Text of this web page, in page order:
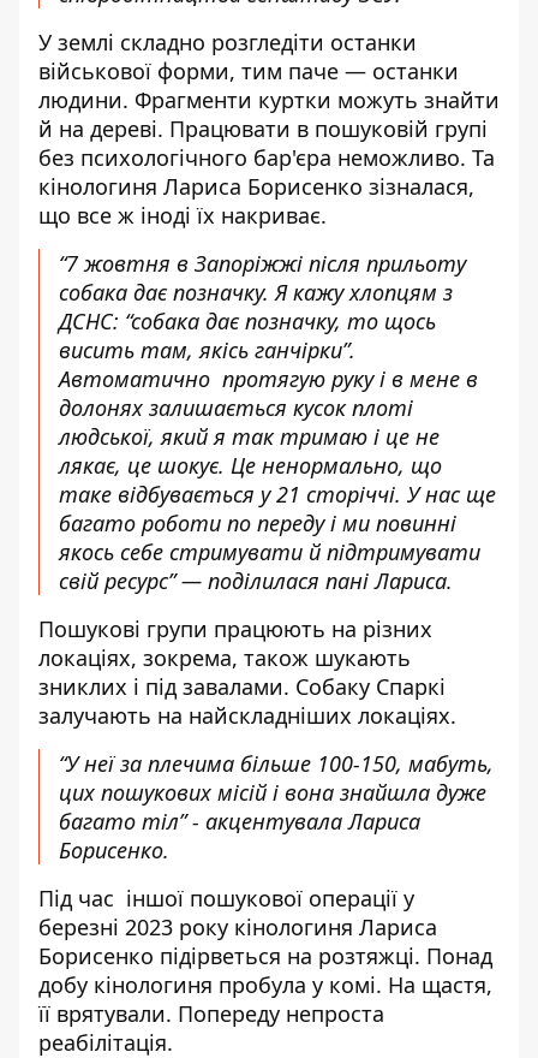
У землі складно розгледіти останки
військової форми, тим паче — останки
людини. Фрагменти куртки можуть знайти
й на дереві. Працювати в пошуковій групі
без психологічного бар'єра неможливо. Та
кінологиня Лариса Борисенко зізналася,
що все ж іноді їх накриває.
“7 жовтня в Запоріжжі після прильоту
собака дає позначку. Я кажу хлопцям з
ДСНС: “собака дає позначку, то щось
висить там, якісь ганчірки”.
Автоматично протягую руку і в мене в
долонях залишається кусок плоті
людської, який я так тримаю і це не
лякає, це шокує. Це ненормально, що
таке відбувається у 21 сторіччі. У нас ще
багато роботи по переду і ми повинні
якось себе стримувати й підтримувати
свій ресурс” — поділилася пані Лариса.
Пошукові групи працюють на різних
локаціях, зокрема, також шукають
зниклих і під завалами. Собаку Спаркі
залучають на найскладніших локаціях.
“У неї за плечима більше 100-150, мабуть,
цих пошукових місій і вона знайшла дуже
багато тіл” - акцентувала Лариса
Борисенко.
Під час іншої пошукової операції у
березні 2023 року кінологиня Лариса
Борисенко підірветься на розтяжці. Понад
добу кінологиня пробула у комі. На щастя,
її врятували. Попереду непроста
реабілітація.